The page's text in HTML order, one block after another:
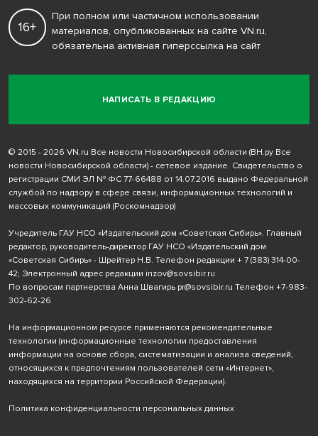
НАПИСАТЬ В РЕДАКЦИЮ
16+
При полном или частичном использовании
материалов, опубликованных на сайте VN.ru,
обязательна активная гиперссылка на сайт
© 2015 - 2026 VN.ru Все новости Новосибирской области (ВН.ру Все
новости Новосибирской области) - сетевое издание. Свидетельство о
регистрации СМИ ЭЛ № ФС 77-66488 от 14.07.2016 выдано Федеральной
службой по надзору в сфере связи, информационных технологий и
массовых коммуникаций (Роскомнадзор)
Учредитель ГАУ НСО «Издательский дом «Советская Сибирь». Главный
редактор, руководитель-директор ГАУ НСО «Издательский дом
«Советская Сибирь» - Шрейтер Н.В. Телефон редакции + 7 (383) 314-00-
42; Электронный адрес редакции inzov@sovsibir.ru
По вопросам партнерства Анна Швагирь pr@sovsibir.ru Телефон +7-983-
302-62-26
На информационном ресурсе применяются рекомендательные
технологии (информационные технологии предоставления
информации на основе сбора, систематизации и анализа сведений,
относящихся к предпочтениям пользователей сети «Интернет»,
находящихся на территории Российской Федерации).
Политика конфиденциальности персональных данных